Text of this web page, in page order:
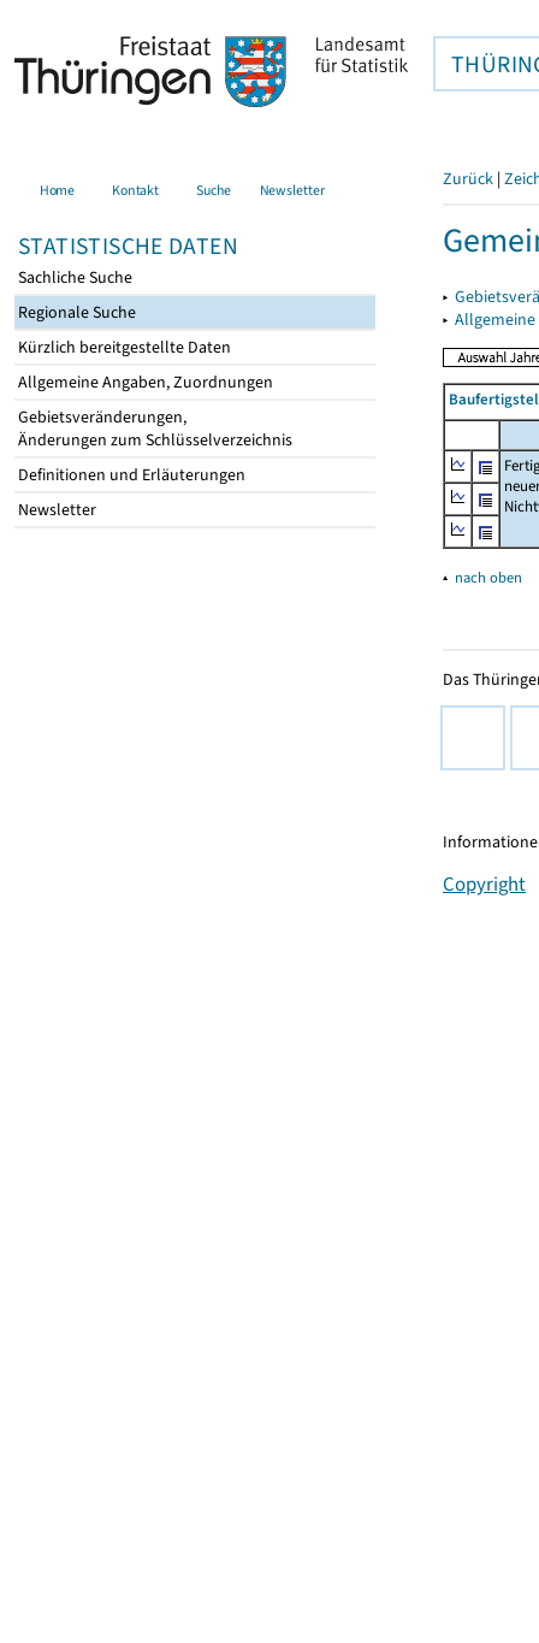
Home Kontakt Suche Newsletter
STATISTISCHE DATEN
Sachliche Suche
Regionale Suche
Kürzlich bereitgestellte Daten
Allgemeine Angaben, Zuordnungen
Gebietsveränderungen,
Änderungen zum Schlüsselverzeichnis
Definitionen und Erläuterungen
Newsletter
Zurück |
▸
▸
▴ nach oben
Das
Copyright